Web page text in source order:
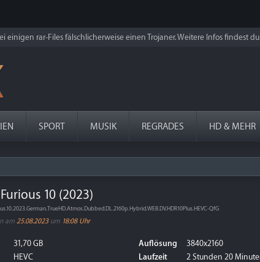
einigen rar-Files fälschlicherweise einen Trojaner. Weitere Infos findest du
SPORT MUSIK REGRADES HD & MEHR
Furious 10 (2023)
QfG
am 25.08.2023um 18:08 Uhr
31,70 GB
HEVC
Auflösung
3840x2160
Laufzeit
2 Stunden 20